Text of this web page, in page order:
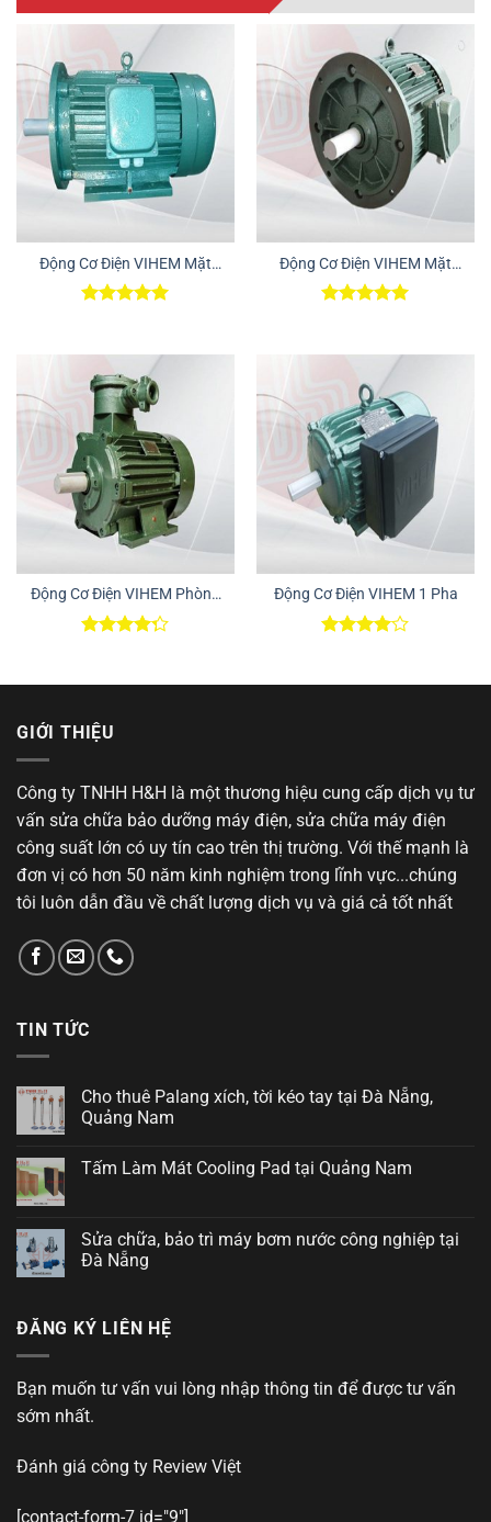
Động Cơ Điện VIHEM Mặt
Bích – Chân Đế
5 sao
Động Cơ Điện VIHEM Mặt
Bích
5 sao
Động Cơ Điện VIHEM Phòng
Nổ
5 sao
Động Cơ Điện VIHEM 1 Pha
4.005
GIỚI THIỆU
Công ty TNHH H&H là một thương hiệu cung cấp dịch vụ tư
vấn sửa chữa bảo dưỡng máy điện, sửa chữa máy điện
công suất lớn có uy tín cao trên thị trường. Với thế mạnh là
đơn vị có hơn 50 năm kinh nghiệm trong lĩnh vực...chúng
tôi luôn dẫn đầu về chất lượng dịch vụ và giá cả tốt nhất
TIN TỨC
Cho thuê Palang xích, tời kéo tay tại Đà Nẵng,
Quảng Nam
Tấm Làm Mát Cooling Pad tại Quảng Nam
Sửa chữa, bảo trì máy bơm nước công nghiệp tại
Đà Nẵng
ĐĂNG KÝ LIÊN HỆ
Bạn muốn tư vấn vui lòng nhập thông tin để được tư vấn
sớm nhất.
Đánh giá công ty Review Việt
[contact-form-7 id="9"]